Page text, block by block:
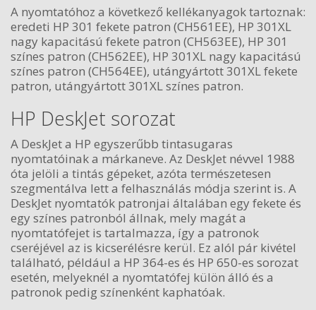
A nyomtatóhoz a következő kellékanyagok tartoznak:
eredeti HP 301 fekete patron (CH561EE), HP 301XL
nagy kapacitású fekete patron (CH563EE), HP 301
színes patron (CH562EE), HP 301XL nagy kapacitású
színes patron (CH564EE), utángyártott 301XL fekete
patron, utángyártott 301XL színes patron.
HP DeskJet sorozat
A DeskJet a HP egyszerűbb tintasugaras
nyomtatóinak a márkaneve. Az DeskJet névvel 1988
óta jelöli a tintás gépeket, azóta természetesen
szegmentálva lett a felhasználás módja szerint is. A
DeskJet nyomtatók patronjai általában egy fekete és
egy színes patronból állnak, mely magát a
nyomtatófejet is tartalmazza, így a patronok
cseréjével az is kicserélésre kerül. Ez alól pár kivétel
található, például a HP 364-es és HP 650-es sorozat
esetén, melyeknél a nyomtatófej külön álló és a
patronok pedig színenként kaphatóak.